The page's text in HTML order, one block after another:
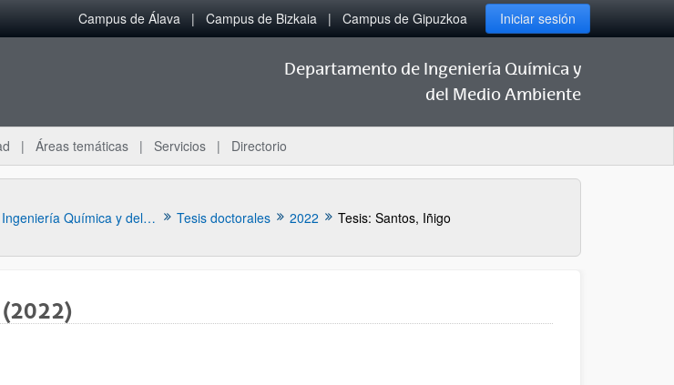
Campus de Álava Campus de Bizkaia Campus de Gipuzkoa Iniciar sesión
Departamento de Ingeniería Química y
del Medio Ambiente
Áreas temáticas Servicios Directorio
Departamento de Ingeniería Química y del Medio Ambiente Tesis doctorales 2022 Tesis: Santos, Iñigo